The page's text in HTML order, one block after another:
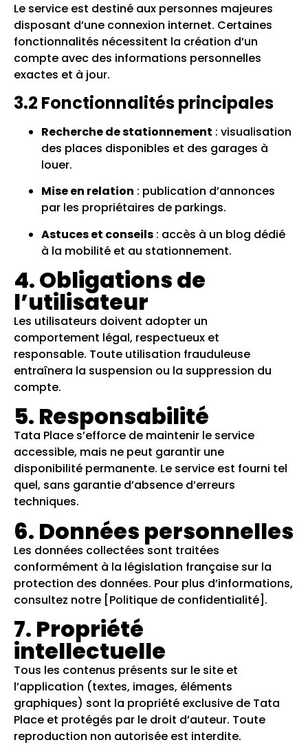
Le service est destiné aux personnes majeures
disposant d’une connexion internet. Certaines
fonctionnalités nécessitent la création d’un
compte avec des informations personnelles
exactes et à jour.
3.2 Fonctionnalités principales
Recherche de stationnement : visualisation
des places disponibles et des garages à
louer.
Mise en relation : publication d’annonces
par les propriétaires de parkings.
Astuces et conseils : accès à un blog dédié
à la mobilité et au stationnement.
4. Obligations de
l’utilisateur
Les utilisateurs doivent adopter un
comportement légal, respectueux et
responsable. Toute utilisation frauduleuse
entraînera la suspension ou la suppression du
compte.
5. Responsabilité
Tata Place s’efforce de maintenir le service
accessible, mais ne peut garantir une
disponibilité permanente. Le service est fourni tel
quel, sans garantie d’absence d’erreurs
techniques.
6. Données personnelles
Les données collectées sont traitées
conformément à la législation française sur la
protection des données. Pour plus d’informations,
consultez notre [Politique de confidentialité].
7. Propriété
intellectuelle
Tous les contenus présents sur le site et
l’application (textes, images, éléments
graphiques) sont la propriété exclusive de Tata
Place et protégés par le droit d’auteur. Toute
reproduction non autorisée est interdite.